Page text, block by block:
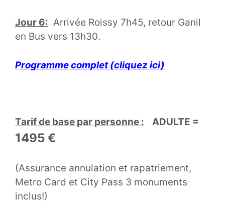
Jour 6: Arrivée Roissy 7h45, retour Ganil
en Bus vers 13h30.
Programme complet (cliquez ici)
Tarif de base par personne : ADULTE =
1495 €
(Assurance annulation et rapatriement,
Metro Card et City Pass 3 monuments
inclus!)